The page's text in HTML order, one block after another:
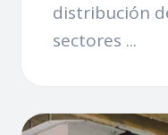
distribución
sectores ...